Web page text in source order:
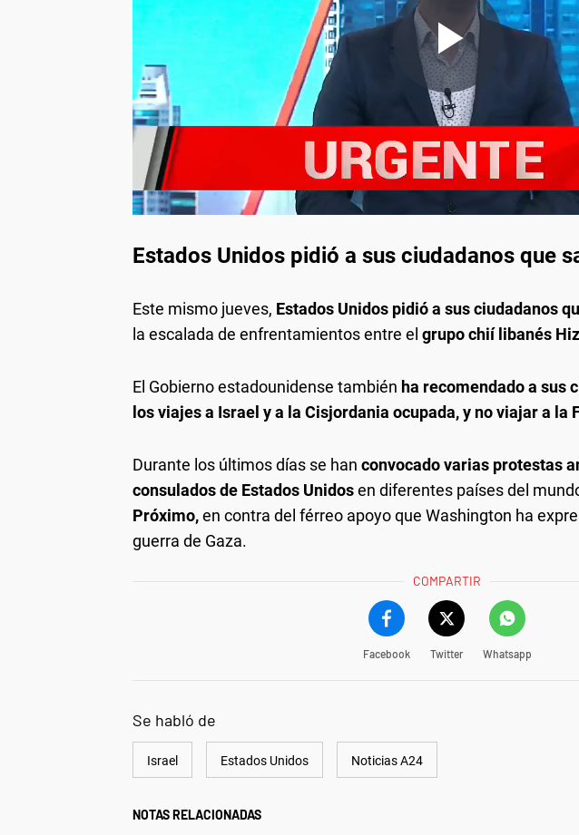
Estados Unidos pidió a sus ciudadanos que
Este mismo jueves, Estados Unidos pidió a sus ciudadanos
la escalada de enfrentamientos entre el grupo chií libanés
El Gobierno estadounidense también ha recomendado a sus
los viajes a Israel y a la Cisjordania ocupada, y no viajar a la
Durante los últimos días se han convocado varias protestas
consulados de Estados Unidosen diferentes países del
Próximo,en contra del férreo apoyo que Washington ha
guerra de Gaza.
COMPARTIR
Facebook Twitter Whatsapp
Se habló de
Israel Estados Unidos Noticias A24
NOTAS RELACIONADAS